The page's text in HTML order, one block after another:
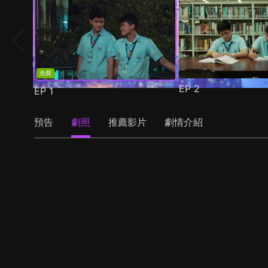
免費
EP1 EP2
預告 劇照 推薦影片 劇情介紹